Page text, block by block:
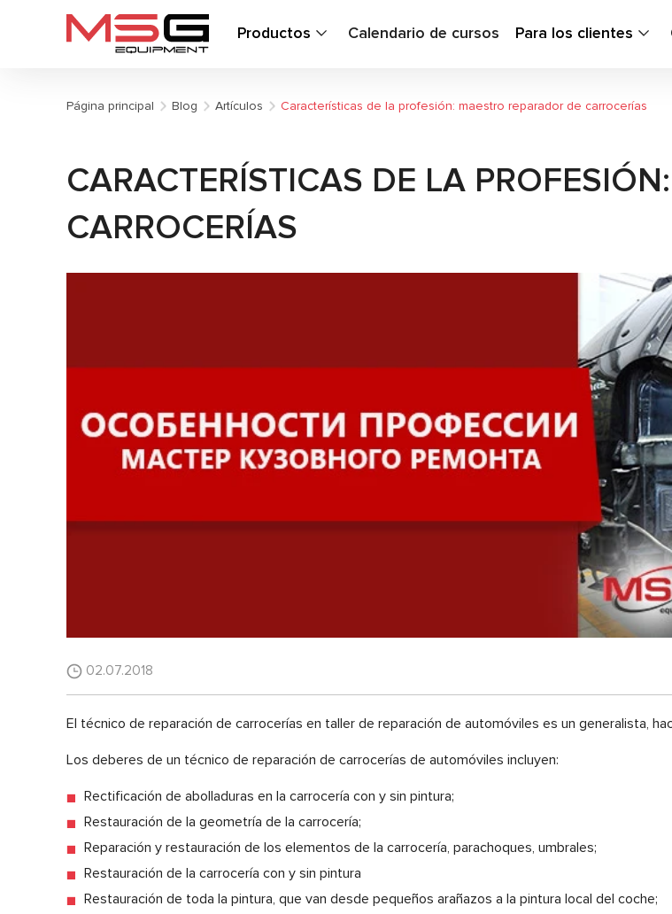
Productos Calendario de cursos Para los clientes
Página principal Blog Artículos Características de la profesión: maestro reparador de carrocerías
CARACTERÍSTICAS DE LA
CARROCERÍAS
02.07.2018
El técnico de reparación de carrocerías en taller de reparación de automóviles es un generalista,
Los deberes de un técnico de reparación de carrocerías de automóviles incluyen:
Rectificación de abolladuras en la carrocería con y sin pintura;
Restauración de la geometría de la carrocería;
Reparación y restauración de los elementos de la carrocería, parachoques, umbrales;
Restauración de la carrocería con y sin pintura
Restauración de toda la pintura, que van desde pequeños arañazos a la pintura local del coche;